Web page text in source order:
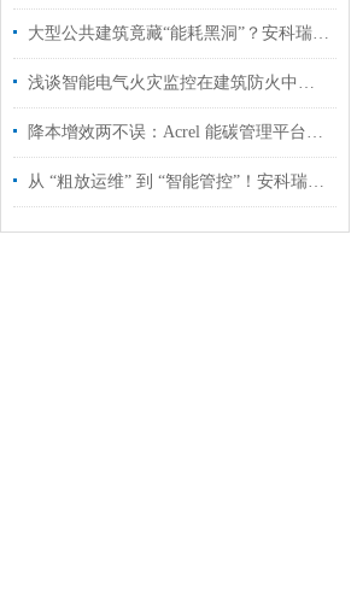
大型公共建筑竟藏“能耗黑洞”？安科瑞能耗监测系统让浪费无所遁形
浅谈智能电气火灾监控在建筑防火中的应用及产品选型
降本增效两不误：Acrel 能碳管理平台驱动 “绿色工厂” 高质量发展
从 “粗放运维” 到 “智能管控”！安科瑞云平台赋能分布式光伏升级